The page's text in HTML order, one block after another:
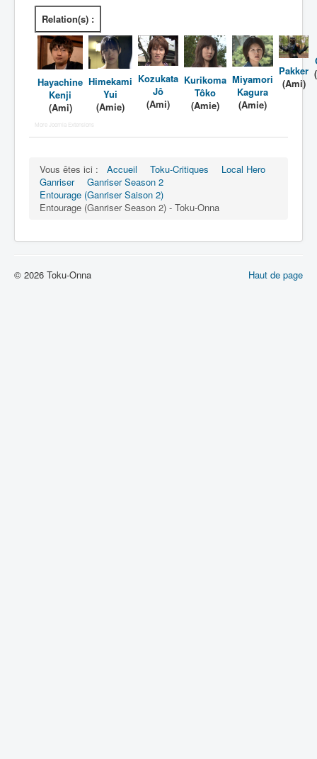
Relation(s) :
Hayachine
Kenji
(Ami)
Himekami
Yui
(Amie)
Kozukata
Jô
(Ami)
Kurikoma
Tôko
(Amie)
Miyamori
Kagura
(Amie)
Pakker
(Ami)
More Joomla Extensions
Vous êtes ici : Accueil Toku-Critiques
Local Hero
Ganriser
Ganriser Season 2
Entourage (Ganriser Saison 2)
Entourage (Ganriser Season 2) - Toku-Onna
Haut de page
© 2026 Toku-Onna